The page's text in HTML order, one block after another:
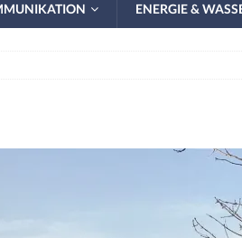
ENERGIE &